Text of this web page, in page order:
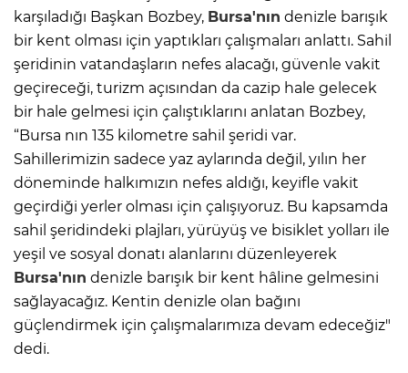
karşıladığı Başkan Bozbey, Bursa'nın denizle barışık
bir kent olması için yaptıkları çalışmaları anlattı. Sahil
şeridinin vatandaşların nefes alacağı, güvenle vakit
geçireceği, turizm açısından da cazip hale gelecek
bir hale gelmesi için çalıştıklarını anlatan Bozbey,
“Bursa nın 135 kilometre sahil şeridi var.
Sahillerimizin sadece yaz aylarında değil, yılın her
döneminde halkımızın nefes aldığı, keyifle vakit
geçirdiği yerler olması için çalışıyoruz. Bu kapsamda
sahil şeridindeki plajları, yürüyüş ve bisiklet yolları ile
yeşil ve sosyal donatı alanlarını düzenleyerek
Bursa'nın denizle barışık bir kent hâline gelmesini
sağlayacağız. Kentin denizle olan bağını
güçlendirmek için çalışmalarımıza devam edeceğiz"
dedi.